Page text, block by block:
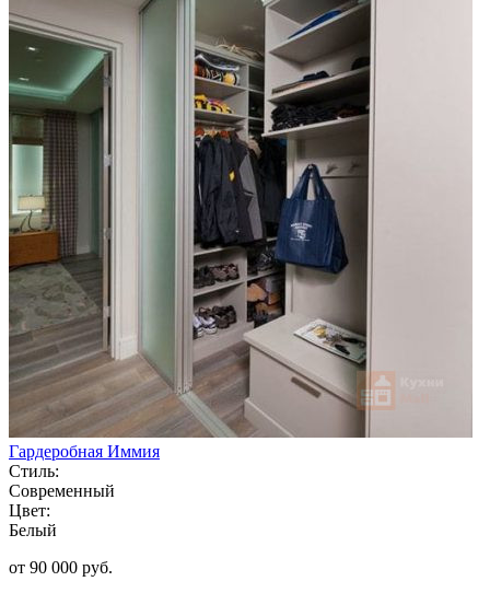
Гардеробная Иммия
Стиль:
Современный
Цвет:
Белый
от 90 000 руб.